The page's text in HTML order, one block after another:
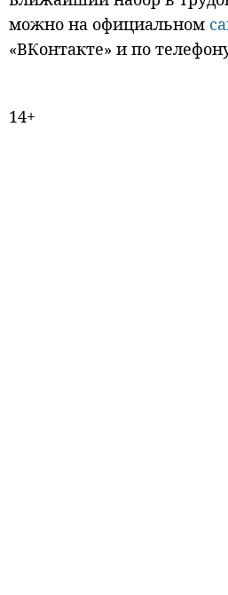
можно на официальном
«ВКонтакте» и по
14+